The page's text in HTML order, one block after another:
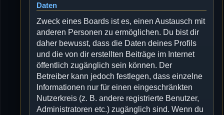
Daten
Zweck eines Boards ist es, einen Austausch mit
anderen Personen zu ermöglichen. Du bist dir
daher bewusst, dass die Daten deines Profils
und die von dir erstellten Beiträge im Internet
öffentlich zugänglich sein können. Der
Betreiber kann jedoch festlegen, dass einzelne
Informationen nur für einen eingeschränkten
Nutzerkreis (z. B. andere registrierte Benutzer,
Administratoren etc.) zugänglich sind. Wenn du